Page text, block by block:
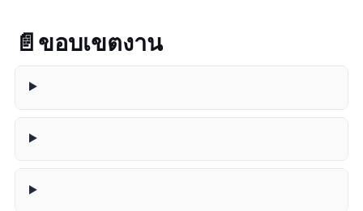
📄 ขอบเขตงาน